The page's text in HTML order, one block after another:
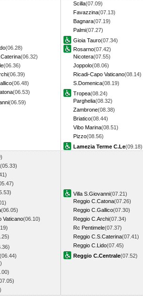
(06.28)
(06.32)
(06.36)
(06.39)
(06.48)
(06.53)
(06.59)
Scilla(07.09)
Favazzina(07.13)
Bagnara(07.19)
Palmi(07.27)
Gioia Tauro(07.34)
Rosarno(07.42)
Nicotera(07.55)
Joppolo(08.06)
Ricadi-Capo Vaticano(08.14)
S.Domenica(08.19)
Tropea(08.24)
Parghelia(08.32)
Zambrone(08.38)
Briatico(08.44)
Vibo Marina(08.51)
Pizzo(08.56)
Lamezia Terme C.Le(09.18)
(05.33)
(06.05)
Vaticano(06.10)
(06.44)
Villa S.Giovanni(07.21)
Reggio C.Catona(07.26)
Reggio C.Gallico(07.30)
Reggio C.Archi(07.34)
Rc Pentimele(07.37)
Reggio C.S.Caterina(07.41)
Reggio C.Lido(07.45)
Reggio C.Centrale(07.52)